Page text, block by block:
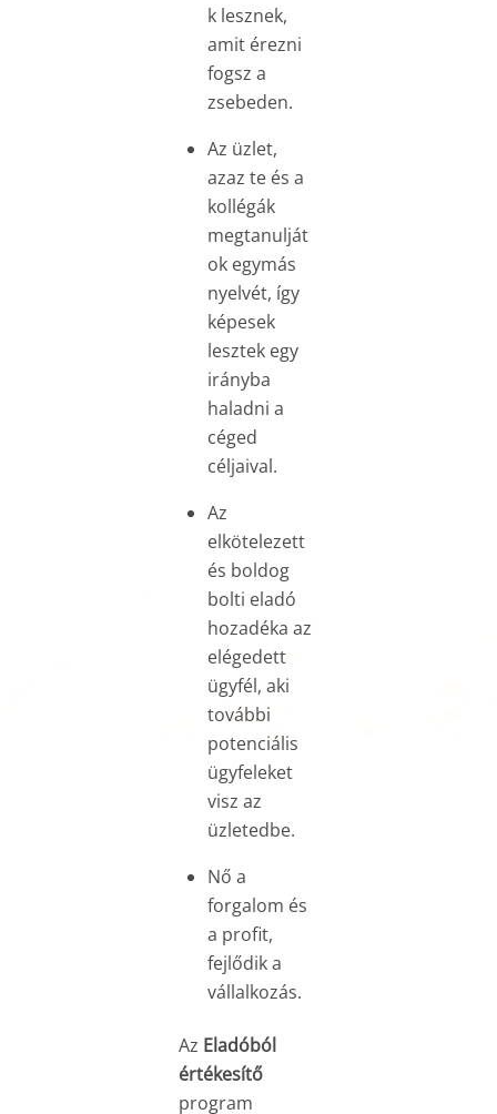
k lesznek,
amit érezni
fogsz a
zsebeden.
Az üzlet,
azaz te és a
kollégák
megtanulját
ok egymás
nyelvét, így
képesek
lesztek egy
irányba
haladni a
céged
céljaival.
Az
elkötelezett
és boldog
bolti eladó
hozadéka az
elégedett
ügyfél, aki
további
potenciális
ügyfeleket
visz az
üzletedbe.
Nő a
forgalom és
a profit,
fejlődik a
vállalkozás.
Az Eladóból
értékesítő
program